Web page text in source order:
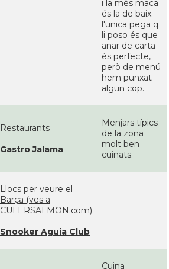
i la més maca
és la de baix.
l'unica pega q
li poso és que
anar de carta
és perfecte,
però de menú
hem punxat
algun cop.
Restaurants
Gastro Jalama
Menjars típics
de la zona
molt ben
cuinats.
Llocs per veure el
Barça (ves a
CULERSALMON.com)
Snooker Aguia Club
Cuina